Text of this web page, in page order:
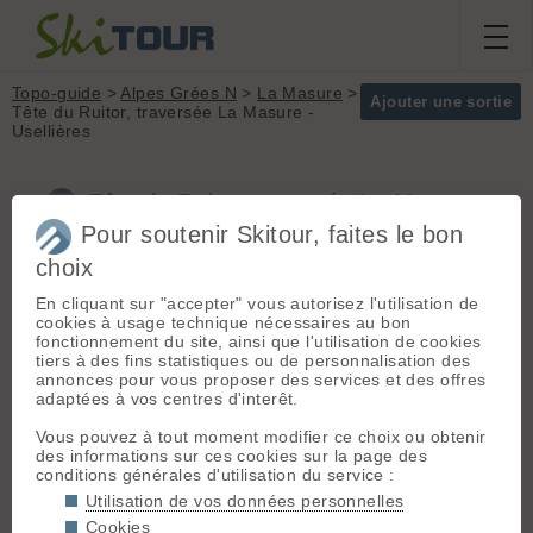
Ajouter une sortie
Topo-guide > Alpes Grées N > La Masure >
Tête du Ruitor, traversée La Masure -
Usellières
Tête du Ruitor, traversée La Masure -
Usellières (Alpes Grées N)
Massif :Alpes
Grées N
Sommet :Tête du
Ruitor (3486 m)
Difficulté de
montée :
Difficulté ski :
E2
Magnifique traversée de la
Tête du Ruitor, à faire en neige
transformée !
Départ :La Masure(1203 m) -
Accès: Albertville > Moutiers > Bourg
Saint Maurice > Sainte-Foy en
Tarentaise > La Masure
Parking: Se garer à la sortie (quand
on monte) du hameau de la Masure
Pour soutenir Skitour, faites le bon
choix
En cliquant sur "accepter" vous autorisez l'utilisation de
cookies à usage technique nécessaires au bon
fonctionnement du site, ainsi que l'utilisation de cookies
tiers à des fins statistiques ou de personnalisation des
annonces pour vous proposer des services et des offres
adaptées à vos centres d'interêt.
Vous pouvez à tout moment modifier ce choix ou obtenir
des informations sur ces cookies sur la page des
conditions générales d'utilisation du service :
Utilisation de vos données personnelles
Cookies